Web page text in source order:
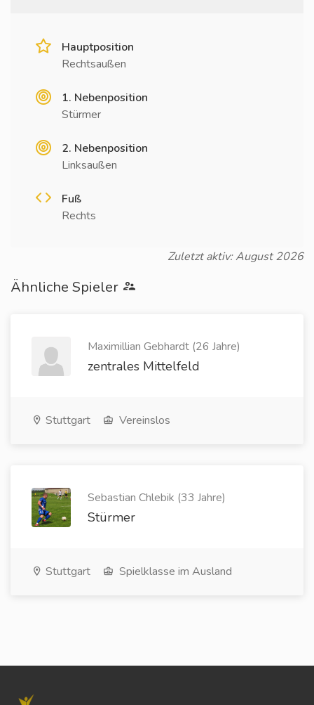
Hauptposition
Rechtsaußen
1. Nebenposition
Stürmer
2. Nebenposition
Linksaußen
Fuß
Rechts
Zuletzt aktiv: August 2026
Ähnliche Spieler
Maximillian Gebhardt (26 Jahre)
zentrales Mittelfeld
Stuttgart Vereinslos
Sebastian Chlebik (33 Jahre)
Stürmer
Stuttgart Spielklasse im Ausland